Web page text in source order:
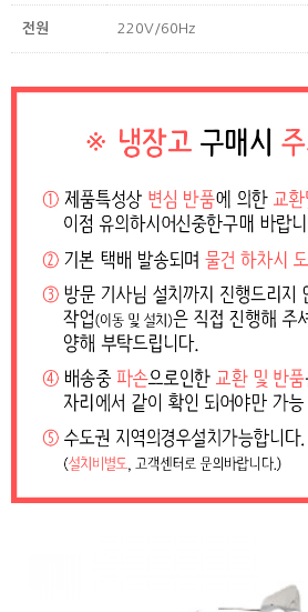
전원 220V/60Hz